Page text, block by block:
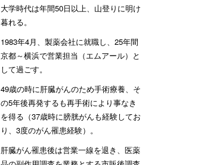
大学時代は年間50日以上、山登りに明け
暮れる。
1983年4月、製薬会社に就職し、25年間
京都～横浜で営業担当（エムアール）と
して過ごす。
49歳の時に肝臓がんのため手術療養、そ
の5年後再発するも再手術により事なき
を得る（37歳時に膀胱がんも経験してお
り、3度のがん罹患経験）。
肝臓がん罹患後は営業一線を退き、医薬